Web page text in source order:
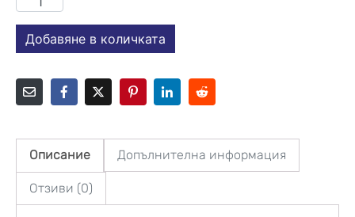
Добавяне в количката
Описание Допълнителна информация
Отзиви (0)